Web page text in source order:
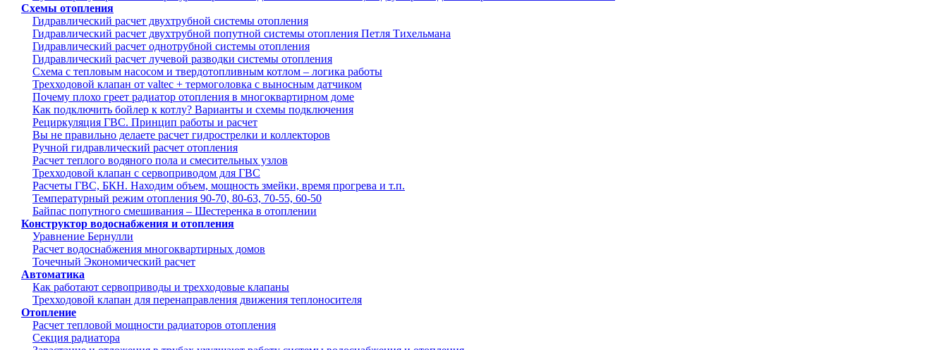
Схемы отопления
Гидравлический расчет двухтрубной системы отопления
Гидравлический расчет двухтрубной попутной системы отопления Петля Тихельмана
Гидравлический расчет однотрубной системы отопления
Гидравлический расчет лучевой разводки системы отопления
Схема с тепловым насосом и твердотопливным котлом – логика работы
Трехходовой клапан от valtec + термоголовка с выносным датчиком
Почему плохо греет радиатор отопления в многоквартирном доме
Как подключить бойлер к котлу? Варианты и схемы подключения
Рециркуляция ГВС. Принцип работы и расчет
Вы не правильно делаете расчет гидрострелки и коллекторов
Ручной гидравлический расчет отопления
Расчет теплого водяного пола и смесительных узлов
Трехходовой клапан с сервоприводом для ГВС
Расчеты ГВС, БКН. Находим объем, мощность змейки, время прогрева и т.п.
Температурный режим отопления 90-70, 80-63, 70-55, 60-50
Байпас попутного смешивания – Шестеренка в отоплении
Конструктор водоснабжения и отопления
Уравнение Бернулли
Расчет водоснабжения многоквартирных домов
Точечный Экономический расчет
Автоматика
Как работают сервоприводы и трехходовые клапаны
Трехходовой клапан для перенаправления движения теплоносителя
Отопление
Расчет тепловой мощности радиаторов отопления
Секция радиатора